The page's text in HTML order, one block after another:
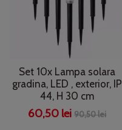
Set 10x Lampa solara
gradina, LED , exterior, IP
44, H 30 cm
60,50 lei90,50 lei